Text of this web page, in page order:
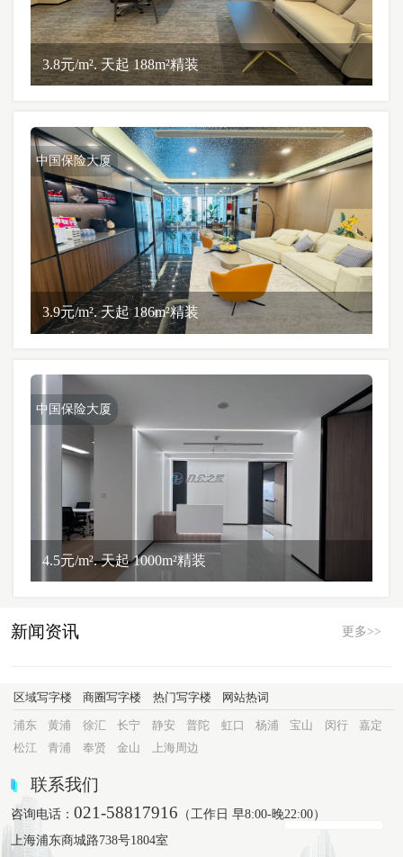
3.8元/m². 天起 188m²精装
中国保险大厦
3.9元/m². 天起 186m²精装
中国保险大厦
4.5元/m². 天起 1000m²精装
新闻资讯 更多>>
区域写字楼 商圈写字楼 热门写字楼 网站热词
浦东 黄浦 徐汇 长宁 静安 普陀 虹口 杨浦 宝山 闵行
嘉定
松江
青浦 奉贤 金山 上海周边
联系我们
咨询电话：021-58817916 （工作日 早8:00-晚22:00）
上海浦东商城路738号1804室